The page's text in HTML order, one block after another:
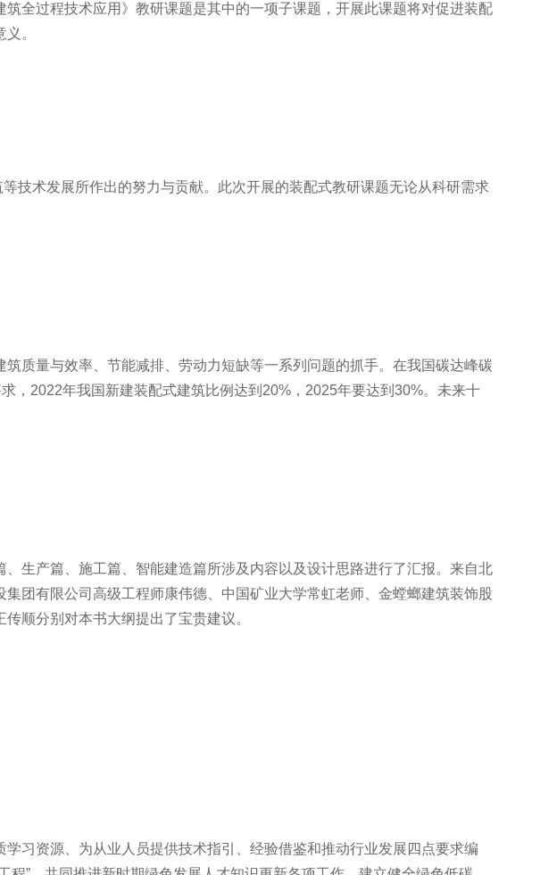
全过程技术应用》教研课题是其中的一项子课题，开展此课题将对促进装配
。
技术发展所作出的努力与贡献。此次开展的装配式教研课题无论从科研需求
质量与效率、节能减排、劳动力短缺等一系列问题的抓手。在我国碳达峰碳
，2022年我国新建装配式建筑比例达到20%，2025年要达到30%。未来十
生产篇、施工篇、智能建造篇所涉及内容以及设计思路进行了汇报。来自北
团有限公司高级工程师康伟德、中国矿业大学常虹老师、金螳螂建筑装饰股
顺分别对本书大纲提出了宝贵建议。
习资源、为从业人员提供技术指引、经验借鉴和推动行业发展四点要求编